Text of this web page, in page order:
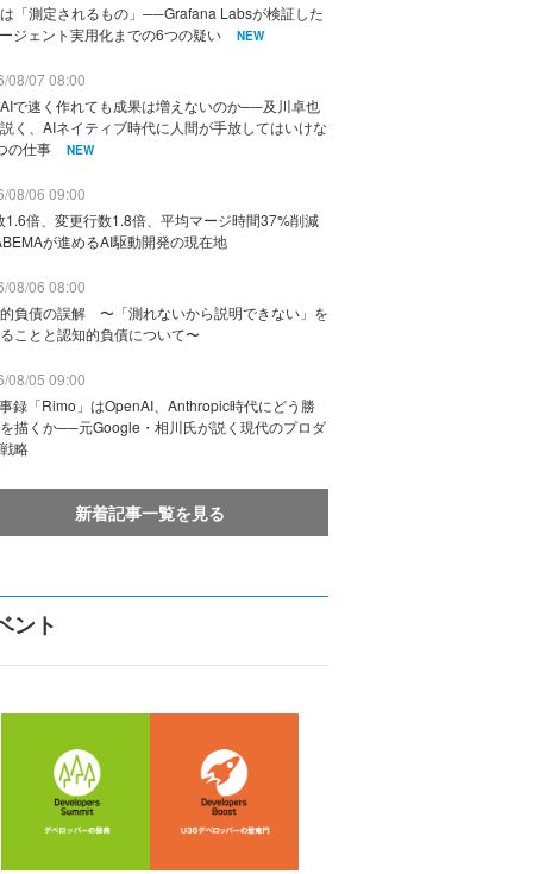
「測定されるもの」──Grafana Labsが検証した
ジェント実用化までの6つの疑い
NEW
08/07 08:00
で速く作れても成果は増えないのか──及川卓也
く、AIネイティブ時代に人間が手放してはいけな
の仕事
NEW
08/06 09:00
1.6倍、変更行数1.8倍、平均マージ時間37%削減
が進めるAI駆動開発の現在地
08/06 08:00
負債の誤解 〜「測れないから説明できない」を
ことと認知的負債について〜
08/05 09:00
録「Rimo」はOpenAI、Anthropic時代にどう勝
描くか──元Google・相川氏が説く現代のプロダ
略
新着記事一覧を見る
ント